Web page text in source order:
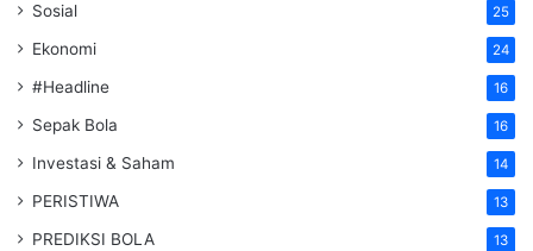
Sosial 25
Ekonomi 24
#Headline 16
Sepak Bola 16
Investasi & Saham 14
PERISTIWA 13
PREDIKSI BOLA 13